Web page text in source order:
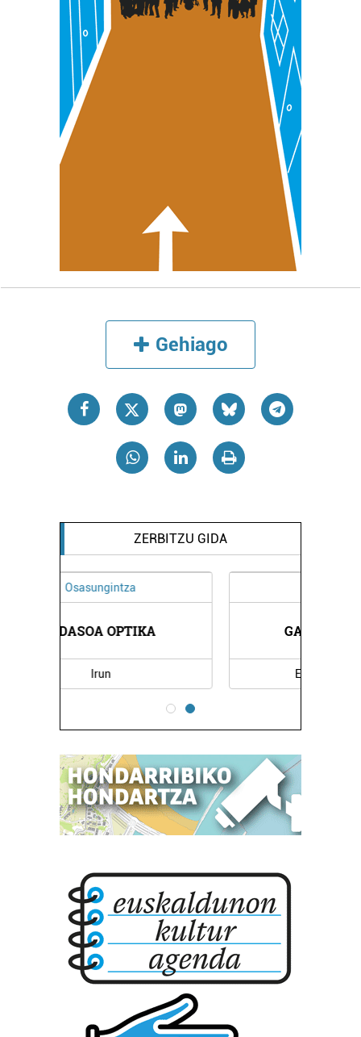
Gehiago
ZERBITZU GIDA
GAILUR TABERNA